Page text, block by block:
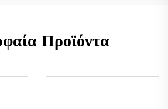
Προϊόντα